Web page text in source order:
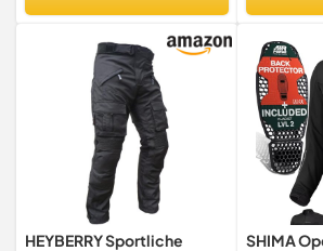
HEYBERRY Sportliche
SHIMA